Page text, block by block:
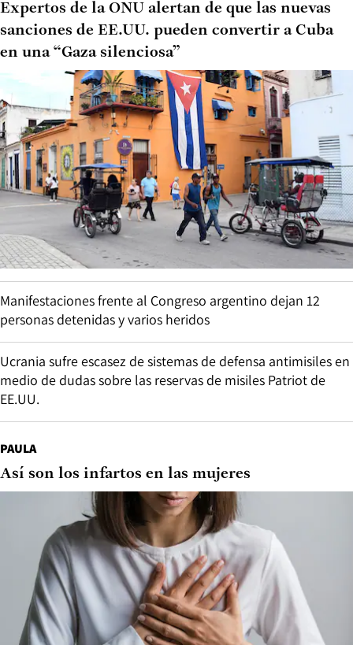
Expertos de la ONU alertan de que las nuevas
sanciones de EE.UU. pueden convertir a Cuba
en una “Gaza silenciosa”
Manifestaciones frente al Congreso argentino dejan 12
personas detenidas y varios heridos
Ucrania sufre escasez de sistemas de defensa antimisiles en
medio de dudas sobre las reservas de misiles Patriot de
EE.UU.
PAULA
Así son los infartos en las mujeres